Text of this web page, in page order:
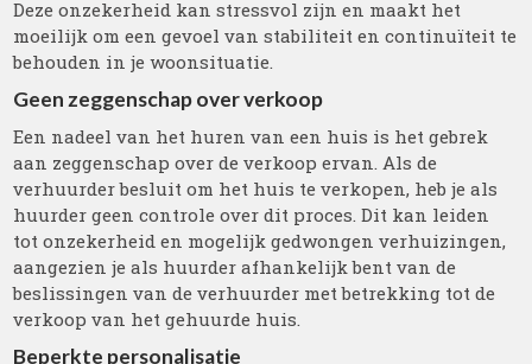
Deze onzekerheid kan stressvol zijn en maakt het
moeilijk om een gevoel van stabiliteit en continuïteit te
behouden in je woonsituatie.
Geen zeggenschap over verkoop
Een nadeel van het huren van een huis is het gebrek
aan zeggenschap over de verkoop ervan. Als de
verhuurder besluit om het huis te verkopen, heb je als
huurder geen controle over dit proces. Dit kan leiden
tot onzekerheid en mogelijk gedwongen verhuizingen,
aangezien je als huurder afhankelijk bent van de
beslissingen van de verhuurder met betrekking tot de
verkoop van het gehuurde huis.
Beperkte personalisatie